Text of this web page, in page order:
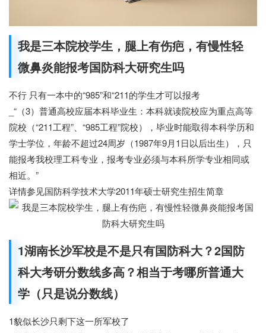
我是三本院校学生，腿上有伤疤，有慢性轻
微鼻炎能报考国防科大研究生吗
不行 只有一本中的“985”和“211的学生才可以报考
_“（3）普通高校应届本科毕业生：本科就读院校应为重点高等
院校（“211工程”、“985工程”院校），毕业时能取得本科学历和
学士学位，年龄不超过24周岁（1987年9月1日以后出生），只
能报考我校理工科专业，报考专业必须与本科所学专业相同或
相近。”
详情参见国防科学技术大学2011年硕士研究生招生简章
1湖南长沙军校是不是只有国防科大？2国防
科大考研分数线多高？相当于考哪所普通大
学（只是说分数线）
1貌似长沙只剩下这一所军校了